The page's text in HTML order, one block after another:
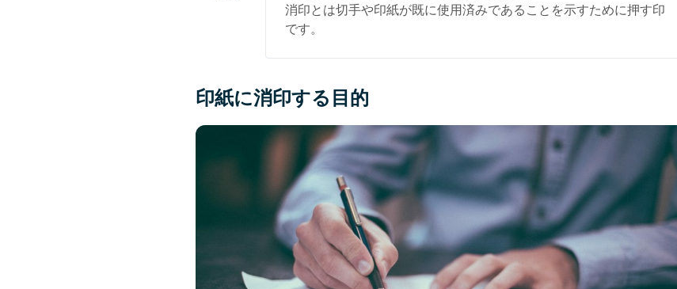
消印とは切手や印紙が既に使用済みであることを示すために押す印
です。
印紙に消印する目的